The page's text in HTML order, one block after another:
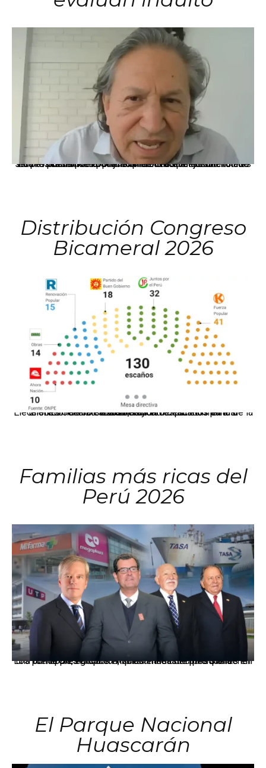
La presidenta Keiko Fujimori informó que la solicitud de indulto presentada por el expresidente Alejandro Toledo será evaluada por la Comisión de Gracias Presidenciales conforme al procedimiento establecido.
Distribución Congreso
Bicameral 2026
El JNE oficializó la distribución de escaños para la elección de 60 senadores y 130 diputados en las Elecciones Generales 2026, tras el restablecimiento de la Bicameralidad.
Familias más ricas del
Perú 2026
Los principales grupos empresariales del país mantienen una fuerte presencia en Áncash mediante inversiones en comercio, educación, salud e industria pesquera.
El Parque Nacional
Huascarán